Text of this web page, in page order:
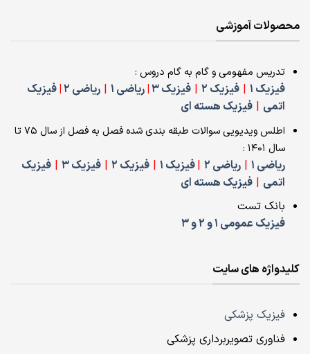
محصولات آموزشی
تدریس مفهومی و گام به گام دروس :
فیزیک 1 | فیزیک 2 | فیزیک 3 |ریاضی 1 | ریاضی 2 |فیزیک
اتمی | فیزیک هسته ای
اطلس ویدیویی سوالات طبقه بندی شده فصل به فصل از سال 75 تا
سال 1401 :
ریاضی 1 | ریاضی 2 |فیزیک 1 | فیزیک 2 | فیزیک 3 | فیزیک
اتمی | فیزیک هسته ای
بانک تست
فیزیک عمومی 1 و 2 و 3
کلیدواژه های سایت
فیزیک پزشکی
فناوری تصویربرداری پزشکی